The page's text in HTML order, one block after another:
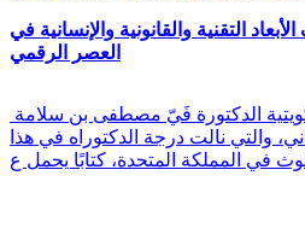
التقنية والقانونية والإنسانية في
العصر الرقمي
والتي نالت درجة الدكتوراه في هذا
في المملكة المتحدة، كتابًا يحمل ع